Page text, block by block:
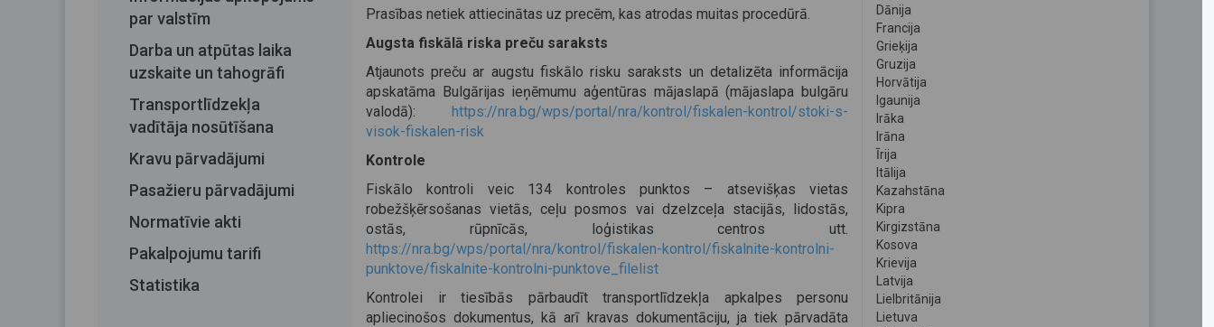
par valstīm
Darba un atpūtas laika
uzskaite un tahogrāfi
Transportlīdzekļa
vadītāja nosūtīšana
Kravu pārvadājumi
Pasažieru pārvadājumi
Normatīvie akti
Pakalpojumu tarifi
Statistika
Prasības netiek attiecinātas uz precēm, kas atrodas muitas procedūrā.
Augsta fiskālā riska preču saraksts
Atjaunots preču ar augstu fiskālo risku saraksts un detalizēta informācija
apskatāma Bulgārijas ieņēmumu aģentūras mājaslapā (mājaslapa bulgāru
valodā): https://nra.bg/wps/portal/nra/kontrol/fiskalen-kontrol/stoki-s-
visok-fiskalen-risk
Kontrole
Fiskālo kontroli veic 134 kontroles punktos – atsevišķas vietas
robežšķērsošanas vietās, ceļu posmos vai dzelzceļa stacijās, lidostās,
ostās, rūpnīcās, loģistikas centros utt.
https://nra.bg/wps/portal/nra/kontrol/fiskalen-kontrol/fiskalnite-kontrolni-
punktove/fiskalnite-kontrolni-punktove_filelist
Kontrolei ir tiesībās pārbaudīt transportlīdzekļa apkalpes personu
apliecinošos dokumentus, kā arī kravas dokumentāciju, ja tiek pārvadāta
Dānija
Francija
Grieķija
Gruzija
Horvātija
Igaunija
Irāka
Irāna
Īrija
Itālija
Kazahstāna
Kipra
Kirgizstāna
Kosova
Krievija
Latvija
Lielbritānija
Lietuva